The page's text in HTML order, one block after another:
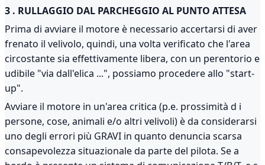
3 . RULLAGGIO DAL PARCHEGGIO AL PUNTO ATTESA
Prima di avviare il motore è necessario accertarsi di aver
frenato il velivolo, quindi, una volta verificato che l'area
circostante sia effettivamente libera, con un perentorio e
udibile "via dall'elica ...", possiamo procedere allo "start-
up".
Avviare il motore in un'area critica (p.e. prossimità d i
persone, cose, animali e/o altri velivoli) è da considerarsi
uno degli errori più GRAVI in quanto denuncia scarsa
consapevolezza situazionale da parte del pilota. Se a